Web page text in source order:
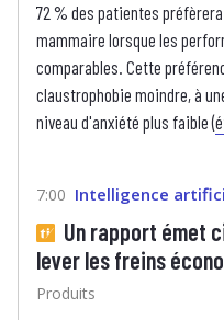
72 % des patientes
mammaire lorsque les
comparables. Cette
claustrophobie moindre, à
niveau d'anxiété plus faible (
7:00 Intelligence
Un rapport émet
lever les freins
Produits